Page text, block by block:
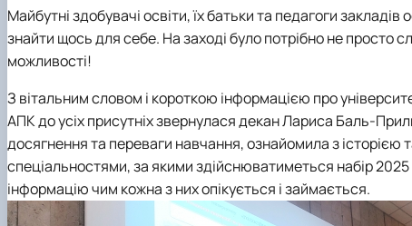
Майбутні здобувачі освіти, їх батьки та педагоги закладів
знайти щось для себе. На заході було потрібно не просто
можливості!
З вітальним словом і короткою інформацією про
АПК до усіх присутніх звернулася декан Лариса Баль-
досягнення та переваги навчання, ознайомила з історією
спеціальностями, за якими здійснюватиметься набір
інформацію чим кожна з них опікується і займається.